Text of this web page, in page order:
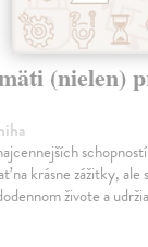
(nielen)
na krásne zážitky, ale
živote a